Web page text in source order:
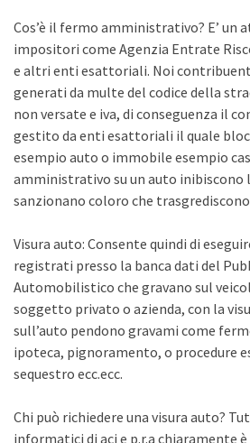
Cos’è il fermo amministrativo? E’ un
impositori come Agenzia Entrate
e altri enti esattoriali. Noi
generati da multe del codice della
non versate e iva, di conseguenza il
gestito da enti esattoriali il quale
esempio auto o immobile esempio
amministrativo su un auto inibiscono
sanzionano coloro che
Visura auto: Consente quindi di
registrati presso la banca dati del
Automobilistico che gravano sul
soggetto privato o azienda, con la
sull’auto pendono gravami come
ipoteca, pignoramento, o procedure
sequestro ecc.ecc.
Chi può richiedere una visura auto?
informatici di aci e p.r.a chiaramente